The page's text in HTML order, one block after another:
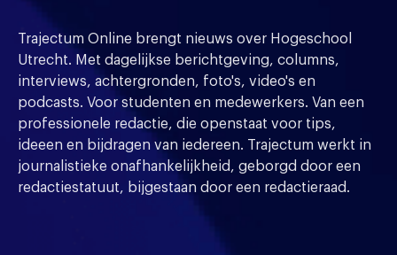
Trajectum Online brengt nieuws over Hogeschool
Utrecht. Met dagelijkse berichtgeving, columns,
interviews, achtergronden, foto's, video's en
podcasts. Voor studenten en medewerkers. Van een
professionele redactie, die openstaat voor tips,
ideeen en bijdragen van iedereen. Trajectum werkt in
journalistieke onafhankelijkheid, geborgd door een
redactiestatuut, bijgestaan door een redactieraad.